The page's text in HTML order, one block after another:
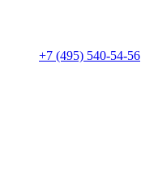
+7 (495) 540-54-56